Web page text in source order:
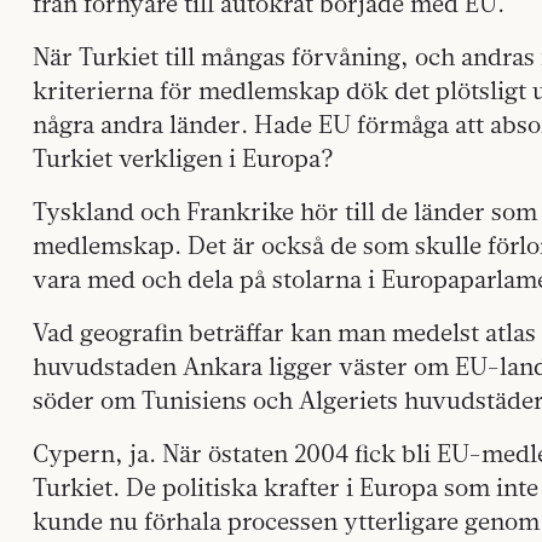
När Turkiet till mångas förvåning, och
kriterierna för medlemskap dök det plötsligt
några andra länder. Hade EU förmåga att
Turkiet verkligen i Europa?
Tyskland och Frankrike hör till de länder
medlemskap. Det är också de som skulle
vara med och dela på stolarna i
Vad geografin beträffar kan man medelst
huvudstaden Ankara ligger väster om EU-
söder om Tunisiens och Algeriets
Cypern, ja. När östaten 2004 fick bli EU-
Turkiet. De politiska krafter i Europa som
kunde nu förhala processen ytterligare